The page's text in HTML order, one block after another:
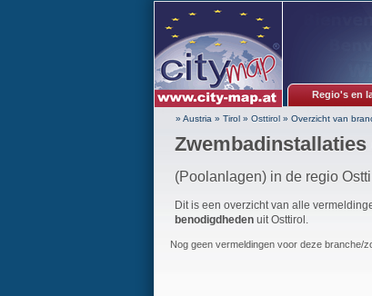
Regio's en
» Austria » Tirol» Osttirol» Overzicht van
(Poolanlagen) in de regio
Dit is een overzicht van alle
benodigdhedenuit Osttirol.
Nog geen vermeldingen voor deze branche/